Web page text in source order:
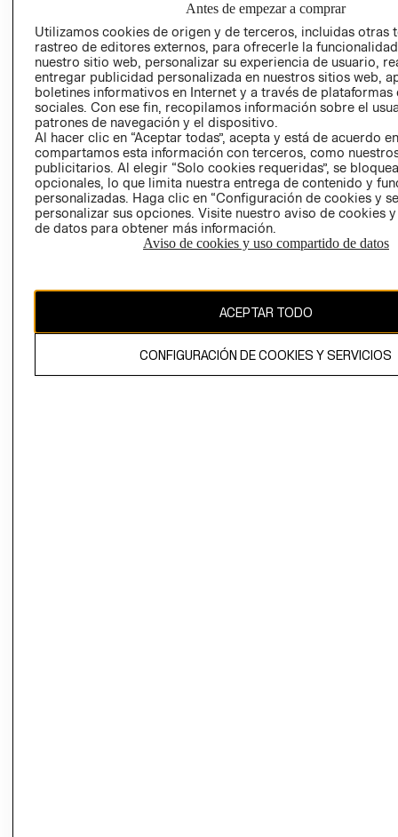
RELACIÓN CON
INVERSIONISTAS
POLÍTICA
EMPRESARIAL
- RETIRO EN
TIENDA
TÉRMINOS Y
CONDICIONES
AVISO DE
PRIVACIDAD
GIFT CARD
AVISO DE
COOKIES
Chile ($)
Antes de empezar a comprar
Utilizamos cookies de origen y de terceros, incluidas otras
rastreo de editores externos, para ofrecerle la
nuestro sitio web, personalizar su experiencia de usuario,
entregar publicidad personalizada en nuestros sitios web,
boletines informativos en Internet y a través de plataformas
sociales. Con ese fin, recopilamos información sobre el
patrones de navegación y el dispositivo.
Al hacer clic en “Aceptar todas”, acepta y está de acuerdo
compartamos esta información con terceros, como
publicitarios. Al elegir “Solo cookies requeridas”, se
opcionales, lo que limita nuestra entrega de contenido y
personalizadas. Haga clic en “Configuración de cookies y
personalizar sus opciones. Visite nuestro aviso de cookies
de datos para obtener más información.
Aviso de cookies y uso compartido de datos
ACEPTAR TODO
CONFIGURACIÓN DE COOKIES Y SERVICIOS